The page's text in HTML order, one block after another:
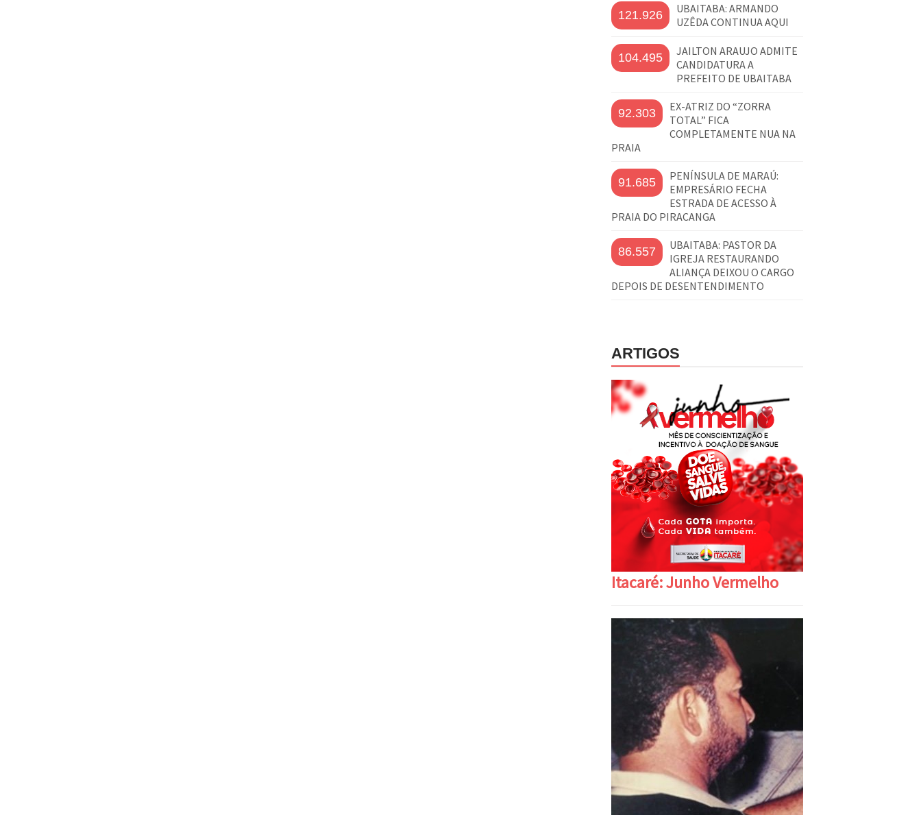
121.926
UBAITABA: ARMANDO
UZÊDA CONTINUA AQUI
104.495
JAILTON ARAUJO ADMITE
CANDIDATURA A
PREFEITO DE UBAITABA
92.303
EX-ATRIZ DO “ZORRA
TOTAL” FICA
COMPLETAMENTE NUA NA
PRAIA
91.685
PENÍNSULA DE MARAÚ:
EMPRESÁRIO FECHA
ESTRADA DE ACESSO À
PRAIA DO PIRACANGA
86.557
UBAITABA: PASTOR DA
IGREJA RESTAURANDO
ALIANÇA DEIXOU O CARGO
DEPOIS DE DESENTENDIMENTO
ARTIGOS
Itacaré: Junho Vermelho